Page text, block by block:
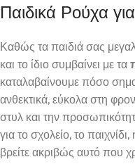
Παιδικά Ρούχα
Καθώς τα παιδιά σας
και το ίδιο συμβαίνει με τα
καταλαβαίνουμε πόσο
ανθεκτικά, εύκολα στη
στυλ και την
για το σχολείο, το
βρείτε ακριβώς αυτό που